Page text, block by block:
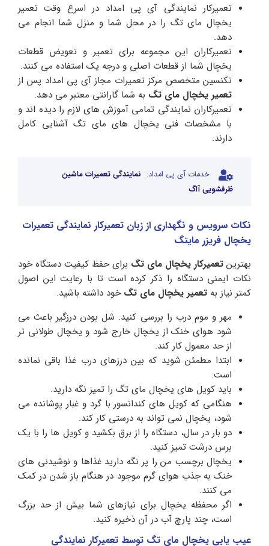
تعمیرکار نمایندگی آی پی امداد در اسرع وقت تعمیر
یخچال مای تگ را در محل شما و منزل شما انجام می
دهد.
تعمیرکاران این مجموعه برای تعمیر و تعویض قطعات
یخچال شما از قطعات اصلی و درجه یک استفاده می کنند.
تکنسین متخصص مرکز تعمیرات مجاز آی پی امداد پس از
تعمیر یخچال مای تگ به شما گارانتی معتبر می دهد.
تعمیرکاران نمایندگی تمامی آموزش های لازم را دیده اند و
با مشخصات فنی یخچال های مای تگ آشنایی کامل
دارند.
خدمات آی پی امداد: نمایندگی تعمیرات ماشین
ظرفشویی آاگ
نکات سرویس و نگهداری از زبان تعمیرکار نمایندگی تعمیرات
یخچال فریزر مایتگ
بهترین تعمیرکار یخچال مای تگ برای حفظ کیفیت دستگاه خود
نکات ایمنی دستگاه را ذکر کرده است تا با رعایت این اصول
کمتر نیاز به تعمیر یخچال مای تگ خود داشته باشید.
مهر و موم درب را بررسی کنید. شل بودن درزگیر باعث می
شود هوای خنک از یخچال خارج شود و یخچال طولانی تر
از حد معمول کار کند.
ابتدا مطمئن شوید که بین درزهای درب غذا باقی نمانده
است.
باید کویل های یخچال مای تگ را تمیز نگه دارید.
هنگامی که کویل های کندانسور با گرد و غبار پوشانده می
شود، یخچال نمی تواند به درستی کار کند.
دو بار در سال، دستگاه را از برق بکشید و کویل ها را با یک
برس درشت تمیز کنید.
یخچال برچسب من را پر نگه دارید غذاها و نوشیدنی های
خنک به جذب هوای گرم موجود در هنگام باز شدن در کمک
می کنند.
اگر محفظه یخچال برای نیازهای شما بیش از حد بزرگ
است، چند پارچ آب در آن ذخیره کنید.
عیب یابی یخچال مای تگ توسط تعمیرکار نمایندگی